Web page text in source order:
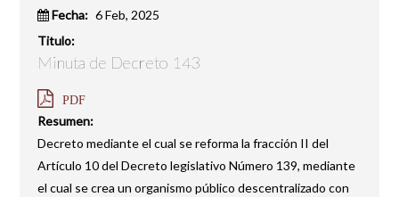
Fecha: 6 Feb, 2025
Titulo:
Minuta de Decreto 143
PDF
Resumen:
Decreto mediante el cual se reforma la fracción II del
Artículo 10 del Decreto legislativo Número 139, mediante
el cual se crea un organismo público descentralizado con